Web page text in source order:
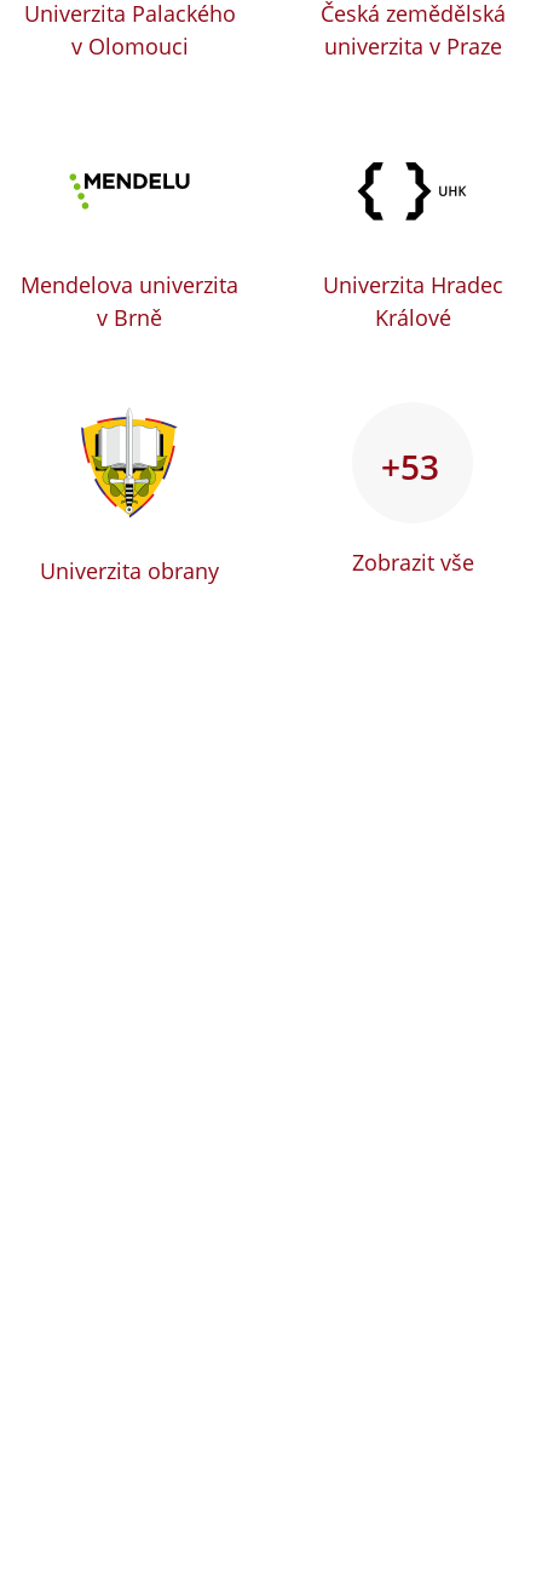
Univerzita Palackého
v Olomouci
Česká zemědělská
univerzita v Praze
Mendelova univerzita
v Brně
Univerzita Hradec
Králové
Univerzita obrany
+53
Zobrazit vše